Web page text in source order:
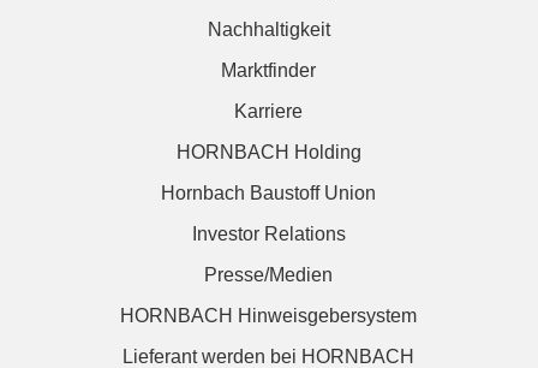
Nachhaltigkeit
Marktfinder
Karriere
HORNBACH Holding
Hornbach Baustoff Union
Investor Relations
Presse/Medien
HORNBACH Hinweisgebersystem
Lieferant werden bei HORNBACH